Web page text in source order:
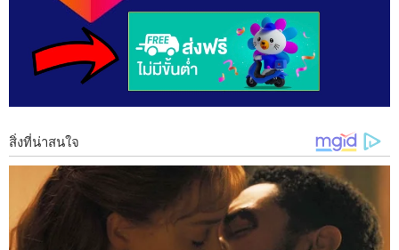
อะไรแก่ร่างกายบ้าง มาเรียนรู้ไปพร้อมๆกันเลย